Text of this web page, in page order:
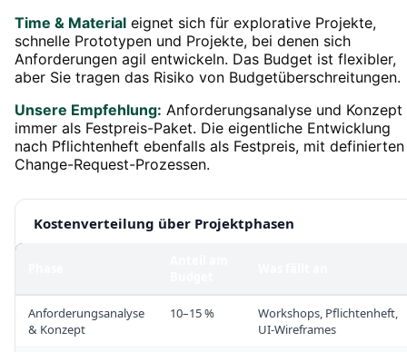
Time & Material eignet sich für explorative Projekte,
schnelle Prototypen und Projekte, bei denen sich
Anforderungen agil entwickeln. Das Budget ist flexibler,
aber Sie tragen das Risiko von Budgetüberschreitungen.
Unsere Empfehlung: Anforderungsanalyse und Konzept
immer als Festpreis-Paket. Die eigentliche Entwicklung
nach Pflichtenheft ebenfalls als Festpreis, mit definierten
Change-Request-Prozessen.
Kostenverteilung über Projektphasen
Anforderungsanalyse
& Konzept
10–15 %
Workshops, Pflichtenheft,
UI-Wireframes